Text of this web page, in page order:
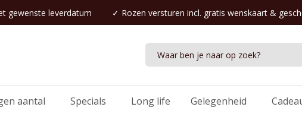
gewenste leverdatum ✓ Rozen versturen incl. gratis wenskaart &
aantal Specials Long life Gelegenheid